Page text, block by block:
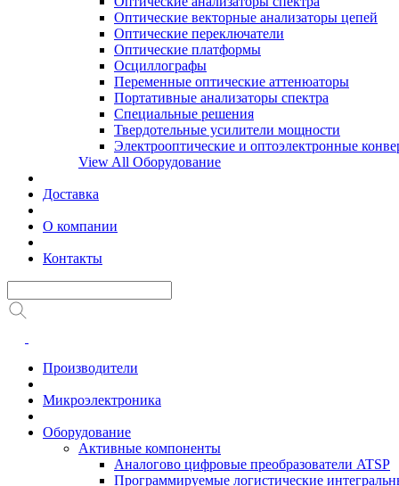
Оптические векторные анализаторы цепей
Оптические переключатели
Оптические платформы
Осциллографы
Переменные оптические аттенюаторы
Портативные анализаторы спектра
Специальные решения
Твердотельные усилители мощности
Электрооптические и оптоэлектронные
View All Оборудование
Доставка
О компании
Контакты
Производители
Микроэлектроника
Оборудование
Активные компоненты
Аналогово цифровые преобразователи ATSP
Программируемые логистические